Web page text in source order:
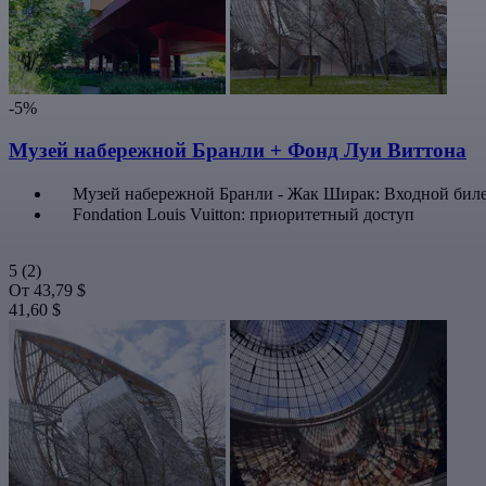
-5%
Музей набережной Бранли + Фонд Луи Виттона
Музей набережной Бранли - Жак Ширак: Входной
Fondation Louis Vuitton: приоритетный доступ
5 (2)
От 43,79 $
41,60 $